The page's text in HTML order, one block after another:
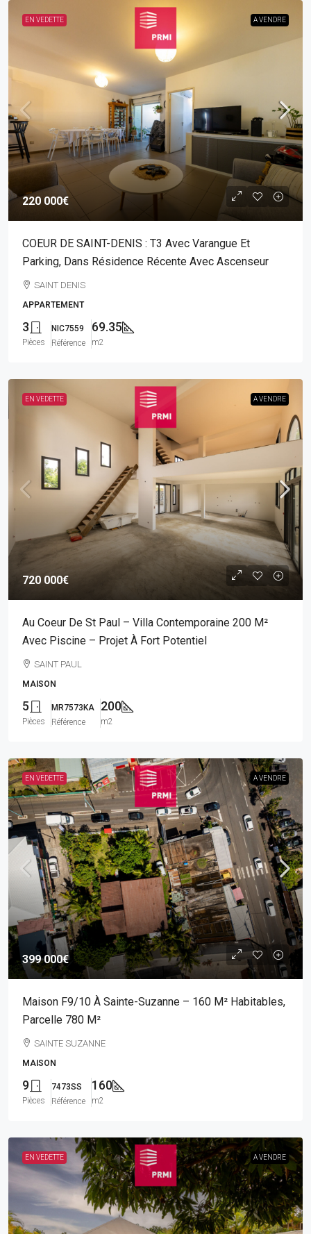
EN VEDETTE A VENDRE
220 000€
COEUR DE SAINT-DENIS : T3 Avec Varangue Et
Parking, Dans Résidence Récente Avec Ascenseur
SAINT DENIS
APPARTEMENT
3
Pièces
NIC7559
Référence
69.35
m2
EN VEDETTE A VENDRE
720 000€
Au Coeur De St Paul – Villa Contemporaine 200 M²
Avec Piscine – Projet À Fort Potentiel
SAINT PAUL
MAISON
5
Pièces
MR7573KA
Référence
200
m2
EN VEDETTE A VENDRE
399 000€
Maison F9/10 À Sainte-Suzanne – 160 M² Habitables,
Parcelle 780 M²
SAINTE SUZANNE
MAISON
9
Pièces
7473SS
Référence
160
m2
EN VEDETTE A VENDRE